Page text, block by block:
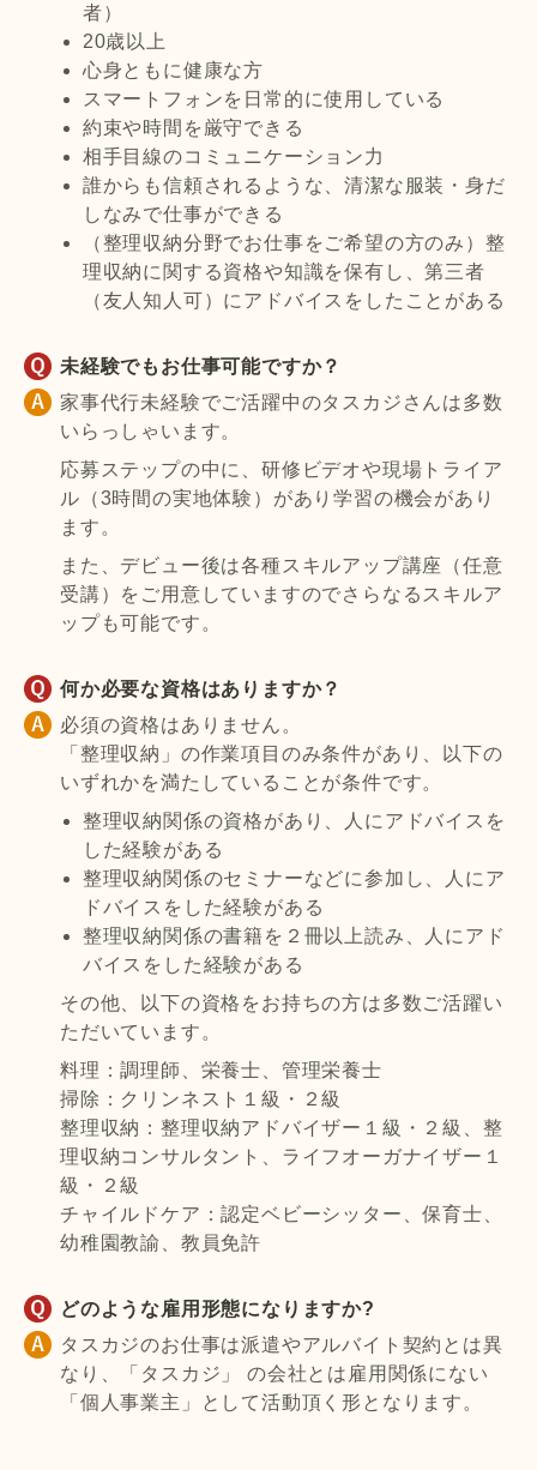
者）
20歳以上
心身ともに健康な方
スマートフォンを日常的に使用している
約束や時間を厳守できる
相手目線のコミュニケーション力
誰からも信頼されるような、清潔な服装・身だ
しなみで仕事ができる
（整理収納分野でお仕事をご希望の方のみ）整
理収納に関する資格や知識を保有し、第三者
（友人知人可）にアドバイスをしたことがある
未経験でもお仕事可能ですか？
家事代行未経験でご活躍中のタスカジさんは多数
いらっしゃいます。
応募ステップの中に、研修ビデオや現場トライア
ル（3時間の実地体験）があり学習の機会があり
ます。
また、デビュー後は各種スキルアップ講座（任意
受講）をご用意していますのでさらなるスキルア
ップも可能です。
何か必要な資格はありますか？
必須の資格はありません。
「整理収納」の作業項目のみ条件があり、以下の
いずれかを満たしていることが条件です。
整理収納関係の資格があり、人にアドバイスを
した経験がある
整理収納関係のセミナーなどに参加し、人にア
ドバイスをした経験がある
整理収納関係の書籍を２冊以上読み、人にアド
バイスをした経験がある
その他、以下の資格をお持ちの方は多数ご活躍い
ただいています。
料理：調理師、栄養士、管理栄養士
掃除：クリンネスト１級・２級
整理収納：整理収納アドバイザー１級・２級、整
理収納コンサルタント、ライフオーガナイザー１
級・２級
チャイルドケア：認定ベビーシッター、保育士、
幼稚園教諭、教員免許
どのような雇用形態になりますか?
タスカジのお仕事は派遣やアルバイト契約とは異
なり、「タスカジ」 の会社とは雇用関係にない
「個人事業主」として活動頂く形となります。